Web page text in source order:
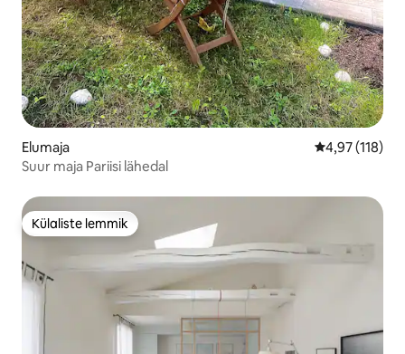
Elumaja Keskmine
4,97 (118)
Suur maja Pariisi lähedal
Külaliste lemmik
Külaliste lemmik